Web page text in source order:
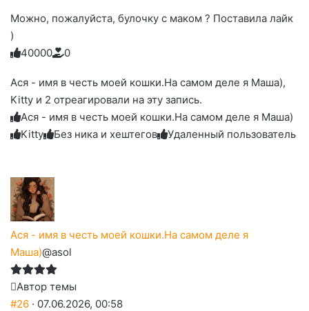
Можно, пожалуйста, булочку с маком ? Поставила лайк
)
Голосуйте
вверх.
4
Нажмите
реакцию:
0
Нажмите
реакцию:
до
слез
0
Нажмите
реакцию:
0
Нажмите
реакцию:
0
Нажмите
благодарю
0
Ася - имя в честь моей кошки.На самом деле я Маша),
Kitty и 2 отреагировали на эту запись.
Ася - имя в честь моей кошки.На самом деле я Маша)
Kitty
Без ника и хештегов Удаленный пользователь
Ася - имя в честь моей кошки.На самом деле я
Маша)@asol
Автор темы
#26 · 07.06.2026, 00:58